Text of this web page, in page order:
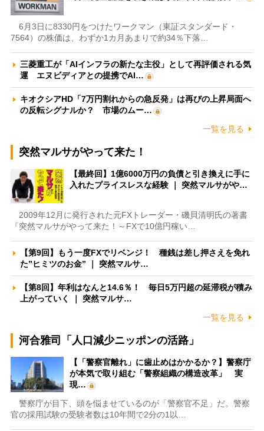
6月3日に8330円をつけたワークマン（東証スタンダード・
7564）の株価は、わずか1カ月あまりで約34％下落…
三菱重工が「AIインフラの新たな主役」として再評価される気
運 エヌビディアとの提携でAI…
キオクシアHD「7万円割れからの急反発」は再びの上昇局面へ
の反転シグナルか？ 市場のムー…
一覧を見る
突然マルサがやって来た！
【最終回】1億6000万円の負債と引き換えに手に
入れたプライスレスな経験 ｜ 突然マルサがや…
2009年12月に発行された元FXトレーダー・磯貝清明氏の著書
『突然マルサがやって来た！～FXで10億円稼い…
【第9回】もう一度FXでリベンジ！ 種銭は差し押さえを免れ
た”ヒミツのお金” ｜ 突然マルサ…
【第8回】年利はなんと14.6％！ 毎日5万円超の延滞税が積み
上がっていく ｜ 突然マルサ…
一覧を見る
河合雅司「人口減少ニッポンの活路」
【「警察官離れ」に歯止めはかかるか？】警察庁
が本気で取り組む「警察組織の構造改革」 実
現…
警察庁が目下、頭を悩ませているのが「警察官不足」だ。警察
官の採用試験の受験者数は10年間で2分の1以…